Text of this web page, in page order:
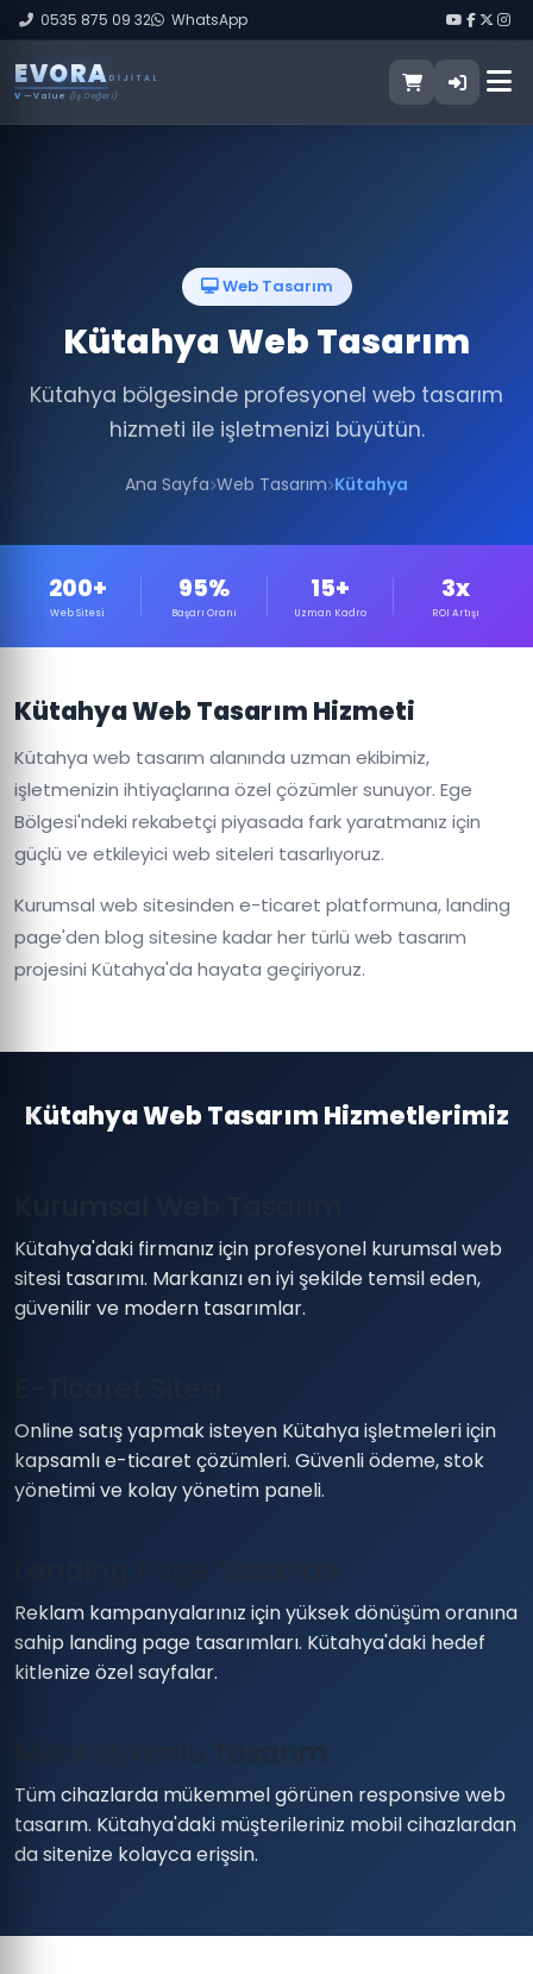
0535 875 09 32 WhatsApp
EVORA DIJITAL
V — Value (İş Değeri)
Web Tasarım
Kütahya Web Tasarım
Kütahya bölgesinde profesyonel web tasarım
hizmeti ile işletmenizi büyütün.
Ana Sayfa Web Tasarım Kütahya
200+
Web Sitesi
95%
Başarı Oranı
15+
Uzman Kadro
3x
ROI Artışı
Kütahya Web Tasarım Hizmeti
Kütahya web tasarım alanında uzman ekibimiz,
işletmenizin ihtiyaçlarına özel çözümler sunuyor. Ege
Bölgesi'ndeki rekabetçi piyasada fark yaratmanız için
güçlü ve etkileyici web siteleri tasarlıyoruz.
Kurumsal web sitesinden e-ticaret platformuna, landing
page'den blog sitesine kadar her türlü web tasarım
projesini Kütahya'da hayata geçiriyoruz.
Kütahya Web Tasarım Hizmetlerimiz
Kütahya'daki firmanız için profesyonel kurumsal web
sitesi tasarımı. Markanızı en iyi şekilde temsil eden,
güvenilir ve modern tasarımlar.
Online satış yapmak isteyen Kütahya işletmeleri için
kapsamlı e-ticaret çözümleri. Güvenli ödeme, stok
yönetimi ve kolay yönetim paneli.
Reklam kampanyalarınız için yüksek dönüşüm oranına
sahip landing page tasarımları. Kütahya'daki hedef
kitlenize özel sayfalar.
Mobil Uyumlu Tasarım
Tüm cihazlarda mükemmel görünen responsive web
tasarım. Kütahya'daki müşterileriniz mobil cihazlardan
da sitenize kolayca erişsin.